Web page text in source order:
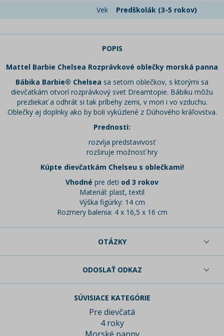
Vek
Predškolák (3-5 rokov)
POPIS
Mattel Barbie Chelsea Rozprávkové oblečky morská panna
Bábika Barbie® Chelsea sa setom oblečkov, s ktorými sa
dievčatkám otvorí rozprávkový svet Dreamtopie. Bábiku môžu
prezliekať a odhrát si tak príbehy zemi, v mori i vo vzduchu.
Oblečky aj doplnky ako by boli vykúzlené z Dúhového kráľovstva.
Prednosti:
rozvíja predstavivosť
rozširuje možnosť hry
Kúpte dievčatkám Chelseu s oblečkami!
Vhodné pre deti od 3 rokov
Materiál: plast, textil
Výška figúrky: 14 cm
Rozmery balenia: 4 x 16,5 x 16 cm
OTÁZKY
ODOSLAŤ ODKAZ
SÚVISIACE KATEGÓRIE
Pre dievčatá
4 roky